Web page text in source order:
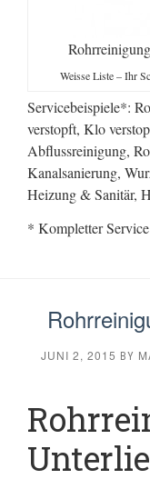
Weisse Liste – Ihr
Servicebeispiele*:
verstopft, Klo
Abflussreinigung,
Kanalsanierung,
Heizung & Sanitär,
* Kompletter
JUNI 2, 2015 BY